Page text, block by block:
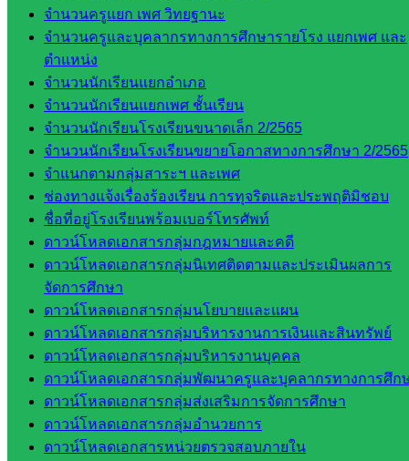
จำนวนครูแยก เพศ วิทยฐานะ
จำนวนครูและบุคลากรทางการศึกษารายโรง แยกเพศ และ
ตำแหน่ง
จำนวนนักเรียนแยกอำเภอ
จำนวนนักเรียนแยกเพศ ชั้นเรียน
จำนวนนักเรียนโรงเรียนขนาดเล็ก 2/2565
จำนวนนักเรียนโรงเรียนขยายโอกาสทางการศึกษา 2/2565
จำแนกตามกลุ่มสาระฯ และเพศ
ช่องทางแจ้งเรื่องร้องเรียน การทุจริตและประพฤติมิชอบ
ชื่อที่อยู่โรงเรียนพร้อมเบอร์โทรศัพท์
ดาวน์โหลดเอกสารกลุ่มกฎหมายและคดี
ดาวน์โหลดเอกสารกลุ่มนิเทศติดตามและประเมินผลการ
จัดการศึกษา
ดาวน์โหลดเอกสารกลุ่มนโยบายและแผน
ดาวน์โหลดเอกสารกลุ่มบริหารงานการเงินและสินทรัพย์
ดาวน์โหลดเอกสารกลุ่มบริหารงานบุคคล
ดาวน์โหลดเอกสารกลุ่มพัฒนาครูและบุคลากรทางการศึก
ดาวน์โหลดเอกสารกลุ่มส่งเสริมการจัดการศึกษา
ดาวน์โหลดเอกสารกลุ่มอำนวยการ
ดาวน์โหลดเอกสารหน่วยตรวจสอบภายใน
เว็บไซต์
กลุ่มงาน
สำนักงาน
กลุ่
มอำนวย
การ
กลุ่ม
บริหาร
งานงาน
เงินและ
สินทรัพย์
กลุ่มน
โยบาย
และแผน
กลุ่มส่ง
เสริมการ